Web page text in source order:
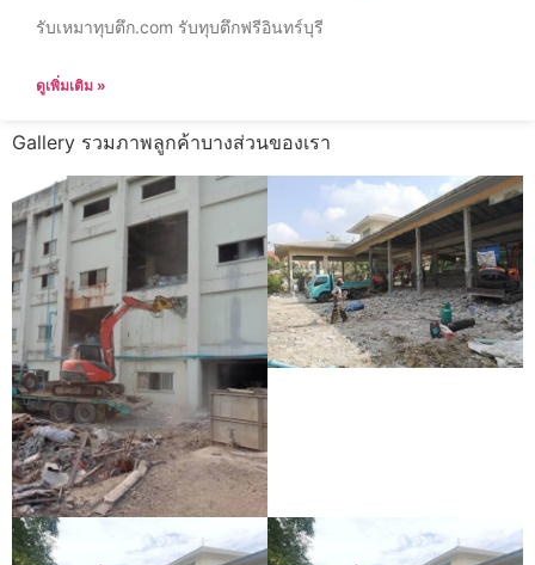
รับเหมาทุบตึก.com รับทุบตึกฟรีอินทร์บุรี
ดูเพิ่มเติม »
Gallery รวมภาพลูกค้าบางส่วนของเรา